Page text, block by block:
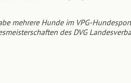
mehrere Hunde im VPG-
des DVG